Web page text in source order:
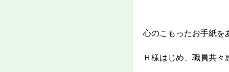
心のこもったお手紙を
Ｈ様はじめ、職員共々